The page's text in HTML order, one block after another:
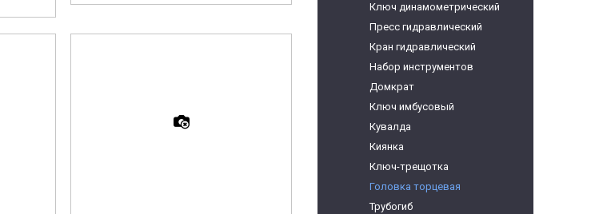
Ключ динамометрический
Пресс гидравлический
Кран гидравлический
Набор инструментов
Домкрат
Ключ имбусовый
Кувалда
Киянка
Ключ-трещотка
Головка торцевая
Трубогиб